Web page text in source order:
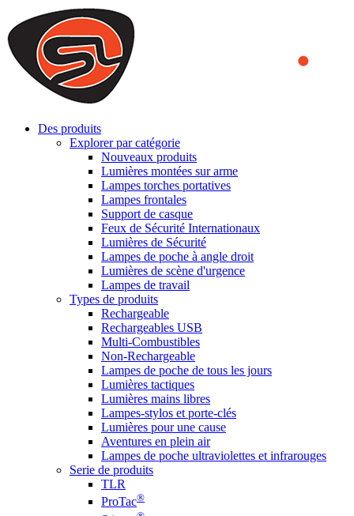
We use cookies to ensure that we provide you the best experience
on our website. By continuing to browse this website, you accept
that cookies are used to help us analyze how the website is used and
to offer you a better experience. To learn more or to find out how
you can disable cookies, you can access our
Des produits
Explorer par catégorie
Nouveaux produits
Lumières montées sur arme
Lampes torches portatives
Lampes frontales
Support de casque
Feux de Sécurité Internationaux
Lumières de Sécurité
Lampes de poche à angle droit
Lumières de scène d'urgence
Lampes de travail
Types de produits
Rechargeable
Rechargeables USB
Multi-Combustibles
Non-Rechargeable
Lampes de poche de tous les jours
Lumières tactiques
Lumières mains libres
Lampes-stylos et porte-clés
Lumières pour une cause
Aventures en plein air
Lampes de poche ultraviolettes et infrarouges
Serie de produits
TLR
ProTac®